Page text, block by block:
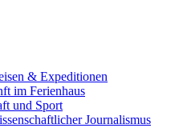
& Expeditionen
im Ferienhaus
und Sport
Journalismus